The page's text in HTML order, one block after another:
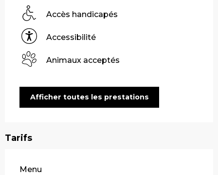
Accès handicapés
Accessibilité
Animaux acceptés
Afficher toutes les prestations
Tarifs
Tarifs 2026
Menu